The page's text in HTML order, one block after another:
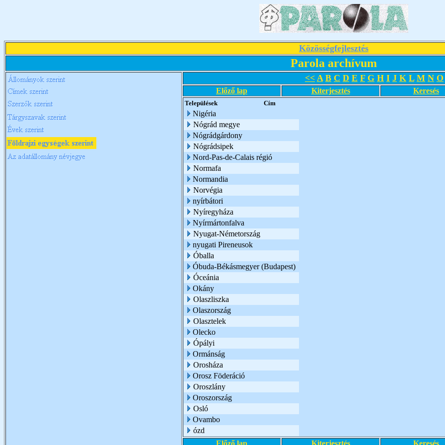
Közösségfejlesztés
Parola archívum
<< A B C D E F G H I J K L M N O
Előző lap Kiterjesztés Keresés
Települések Cím
Nigéria
Nógrád megye
Nógrádgárdony
Nógrádsipek
Nord-Pas-de-Calais régió
Normafa
Normandia
Norvégia
nyírbátori
Nyíregyháza
Nyírmártonfalva
Nyugat-Németország
nyugati Pireneusok
Óballa
Óbuda-Békásmegyer (Budapest)
Óceánia
Okány
Olaszliszka
Olaszország
Olasztelek
Olecko
Ópályi
Ormánság
Orosháza
Orosz Föderáció
Oroszlány
Oroszország
Osló
Ovambo
ózd
Előző lap
Kiterjesztés Keresés